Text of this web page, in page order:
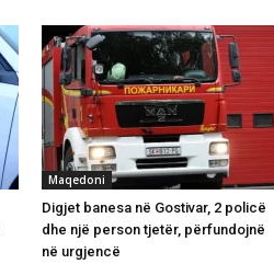
Maqedoni
Digjet banesa në Gostivar, 2 policë
dhe një person tjetër, përfundojnë
në urgjencë